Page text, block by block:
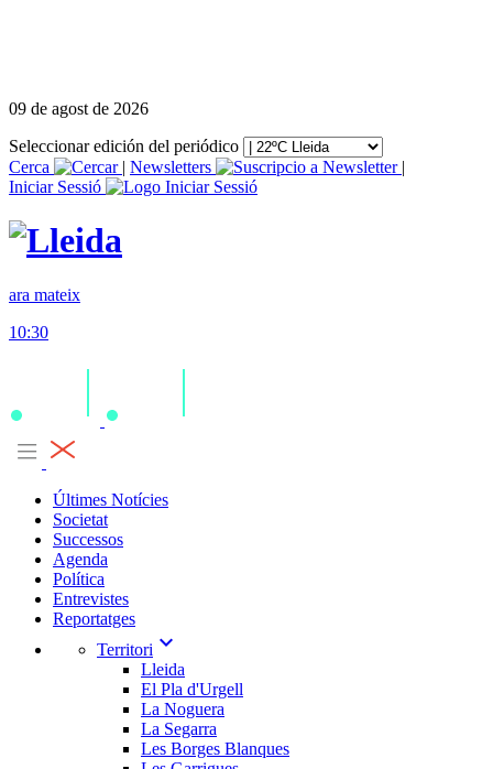
09 de agost de 2026
Seleccionar edición del periódico
Cerca
| Newsletters
|
Iniciar Sessió
ara mateix
10:30
Últimes Notícies
Societat
Successos
Agenda
Política
Entrevistes
Reportatges
Territori expand_more
Lleida
El Pla d'Urgell
La Noguera
La Segarra
Les Borges Blanques